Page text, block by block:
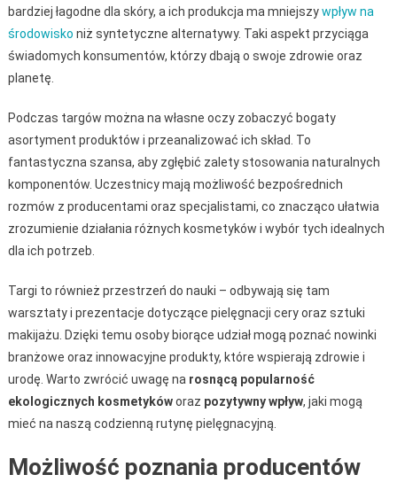
bardziej łagodne dla skóry, a ich produkcja ma mniejszywpływ na
środowisko niż syntetyczne alternatywy. Taki aspekt przyciąga
świadomych konsumentów, którzy dbają o swoje zdrowie oraz
planetę.
Podczas targów można na własne oczy zobaczyć bogaty
asortyment produktów i przeanalizować ich skład. To
fantastyczna szansa, aby zgłębić zalety stosowania naturalnych
komponentów. Uczestnicy mają możliwość bezpośrednich
rozmów z producentami oraz specjalistami, co znacząco ułatwia
zrozumienie działania różnych kosmetyków i wybór tych idealnych
dla ich potrzeb.
Targi to również przestrzeń do nauki – odbywają się tam
warsztaty i prezentacje dotyczące pielęgnacji cery oraz sztuki
makijażu. Dzięki temu osoby biorące udział mogą poznać nowinki
branżowe oraz innowacyjne produkty, które wspierają zdrowie i
urodę. Warto zwrócić uwagę na rosnącą popularność
ekologicznych kosmetykóworaz pozytywny wpływ, jaki mogą
mieć na naszą codzienną rutynę pielęgnacyjną.
Możliwość poznania producentów